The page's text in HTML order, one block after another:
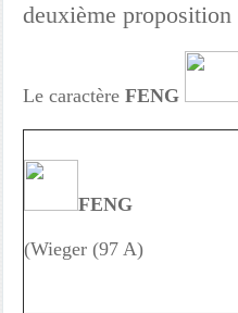
deuxième proposition
Le caractère FENG
FENG
(Wieger (97 A)